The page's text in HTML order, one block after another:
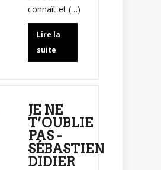
connaît et (…)
Lire la
suite
JE NE
T’OUBLIE
PAS -
SÉBASTIEN
DIDIER